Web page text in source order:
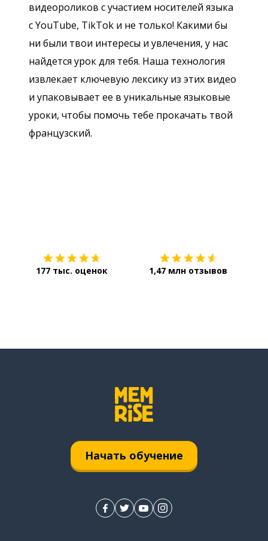
видеороликов с участием носителей языка
с YouTube, TikTok и не только! Какими бы
ни были твои интересы и увлечения, у нас
найдется урок для тебя. Наша технология
извлекает ключевую лексику из этих видео
и упаковывает ее в уникальные языковые
уроки, чтобы помочь тебе прокачать твой
французский.
177 тыс. оценок 1,47 млн отзывов
Начать обучение